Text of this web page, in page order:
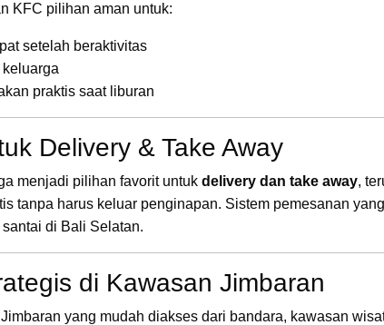
KFC pilihan aman untuk:
setelah beraktivitas
praktis saat liburan
Delivery & Take Away
menjadi pilihan favorit untuk delivery dan take away,
tanpa harus keluar penginapan. Sistem pemesanan
di Bali Selatan.
di Kawasan Jimbaran
yang mudah diakses dari bandara, kawasan